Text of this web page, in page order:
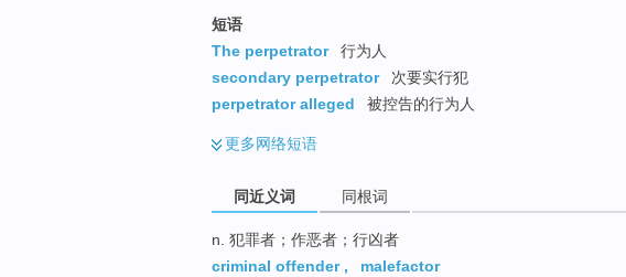
短语
The perpetrator
行为人
secondary perpetrator
次要实行犯
perpetrator alleged
被控告的行为人
更多网络短语
同近义词 同根词
n. 犯罪者；作恶者；行凶者
criminal offender, malefactor